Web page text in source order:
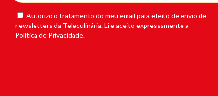
Autorizo o tratamento do meu email para efeito de envio de
newsletters da Teleculinária. Li e aceito expressamente a
Política de Privacidade.